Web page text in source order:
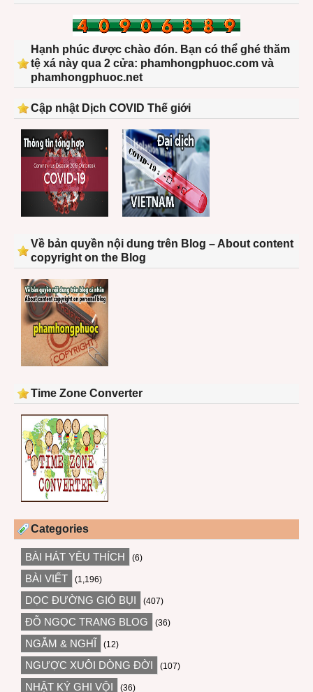
Hạnh phúc được chào đón. Bạn có thể ghé thăm
tệ xá này qua 2 cửa: phamhongphuoc.com và
phamhongphuoc.net
Cập nhật Dịch COVID Thế giới
Về bản quyền nội dung trên Blog – About content
copyright on the Blog
Time Zone Converter
Categories
BÀI HÁT YÊU THÍCH (6)
BÀI VIẾT (1,196)
DỌC ĐƯỜNG GIÓ BỤI (407)
ĐỖ NGỌC TRANG BLOG (36)
NGẪM & NGHĨ (12)
NGƯỢC XUÔI DÒNG ĐỜI (107)
NHẬT KÝ GHI VỘI (36)